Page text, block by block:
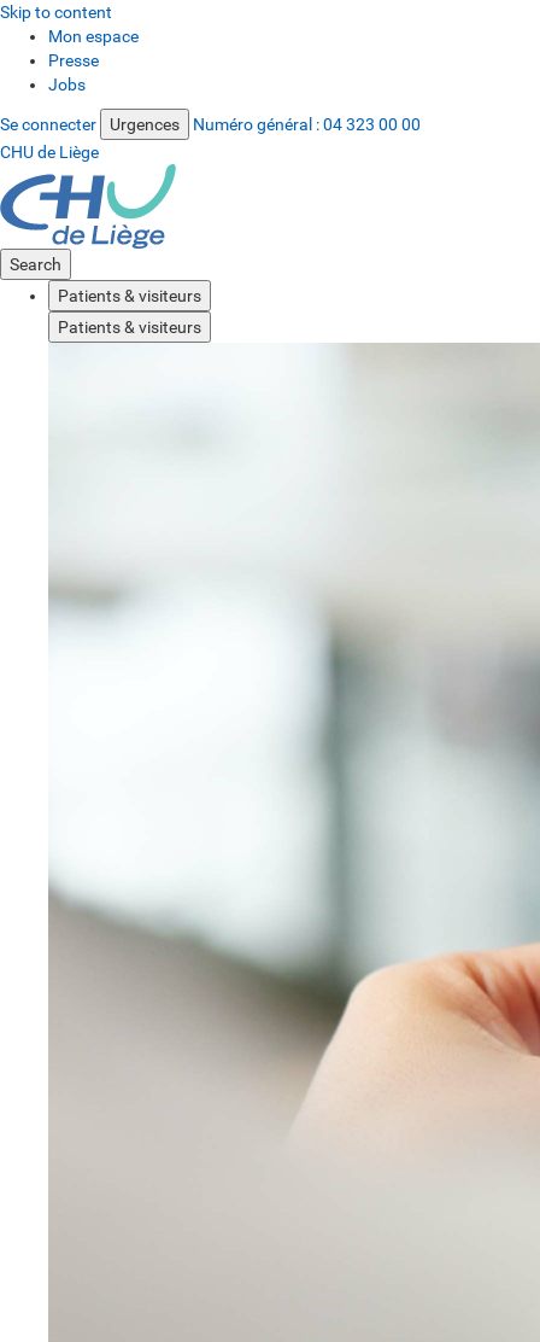
Skip to content
Mon espace
Presse
Jobs
Se connecter Urgences Numéro général :04 323 00 00
CHU de Liège
Search
Patients & visiteurs
Patients & visiteurs